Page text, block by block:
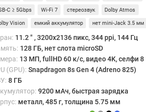
256 ГБ
C ≥ 5Gbps Wi-Fi 7 стереозвук Dolby Atmos
Vision емкий аккумулятор нет mini-Jack 3.5 мм
11.2 ″ , 3200x2136 пикс, 344 ppi, 144 Гц
128 ГБ, нет слота microSD
13 МП, fullHD 60 к/с, видео 4K, селфи
(GPU): Snapdragon 8s Gen 4 (Adreno 825)
8 ГБ
9200 мАч, быстрая зарядка
металл, 485 г, толщина 5.75 мм